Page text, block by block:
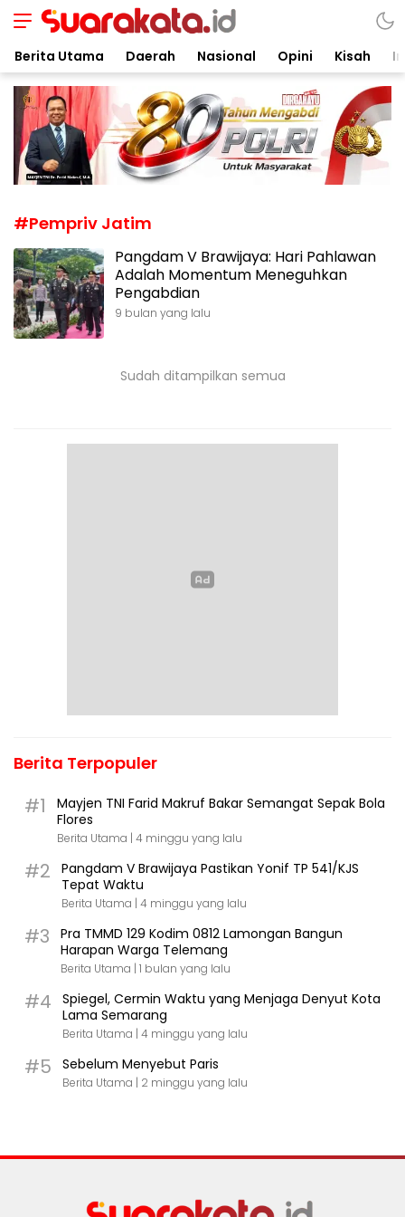
Suarakata.id
Kata Bicara Suara Bergerak
Berita Utama Daerah Nasional Opini Kisah
#Pempriv Jatim
Pangdam V Brawijaya: Hari Pahlawan
Adalah Momentum Meneguhkan
Pengabdian
9 bulan yang lalu
Sudah ditampilkan semua
Berita Terpopuler
#1
Mayjen TNI Farid Makruf Bakar Semangat Sepak Bola
Flores
Berita Utama | 4 minggu yang lalu
#2
Pangdam V Brawijaya Pastikan Yonif TP 541/KJS
Tepat Waktu
Berita Utama | 4 minggu yang lalu
#3
Pra TMMD 129 Kodim 0812 Lamongan Bangun
Harapan Warga Telemang
Berita Utama | 1 bulan yang lalu
#4
Spiegel, Cermin Waktu yang Menjaga Denyut Kota
Lama Semarang
Berita Utama | 4 minggu yang lalu
#5 Sebelum Menyebut Paris
Berita Utama | 2 minggu yang lalu